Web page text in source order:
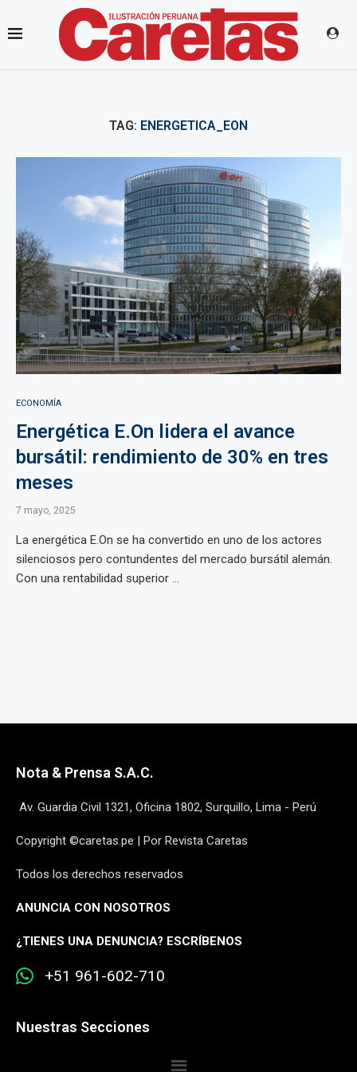
TAG: ENERGETICA_EON
ECONOMÍA
Energética E.On lidera el avance
bursátil: rendimiento de 30% en tres
meses
7 mayo, 2025
La energética E.On se ha convertido en uno de los actores
silenciosos pero contundentes del mercado bursátil alemán.
Con una rentabilidad superior ...
Nota & Prensa S.A.C.
Av. Guardia Civil 1321, Oficina 1802, Surquillo, Lima - Perú
Copyright ©caretas.pe | Por Revista Caretas
Todos los derechos reservados
ANUNCIA CON NOSOTROS
¿TIENES UNA DENUNCIA? ESCRÍBENOS
+51 961-602-710
Nuestras Secciones